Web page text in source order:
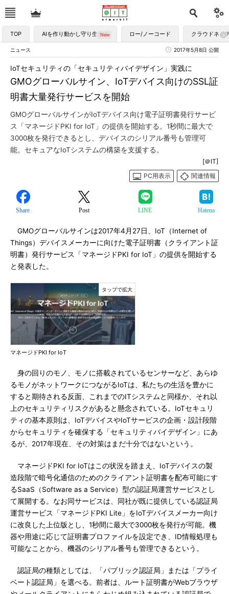
TOP AIを作り動かし守り生かす ロー/ノーコード クラウドネイ
ニュース 2017年5月8日 公開
GMOグローバルサイン、IoTデバイス向けのSSL証
明書大量発行サービスを開始
IoTセキュリティの「セキュリティバイデザイン」実践に
GMOグローバルサインがIoTデバイス向け電子証明書発行サービ
ス「マネージドPKI for IoT」の提供を開始する。1秒間に最大で
3000枚を発行できるとし、デバイスのシリアル番号も管理可
能。セキュアなIoTシステムの構築を支援する。
[＠IT]
PC用表示
関連情報
Share Post LINE Hatena
GMOグローバルサインは2017年4月27日、IoT（Internet of
Things）デバイスメーカーに向けた電子証明書（クライアント証
明書）発行サービス「マネージドPKI for IoT」の提供を開始する
と発表した。
マネージドPKI for IoT
身の回りのモノ、モノに搭載されているセンサーなど、あらゆ
るモノがネットワークにつながるIoTは、私たちの生活を豊かに
すると期待される反面、これまでのITシステムと同様か、それ以
上のセキュリティリスクがあると懸念されている。IoTセキュリ
ティの基本原則は、IoTデバイスやIoTサービスの企画・設計段階
からセキュリティを確保する「セキュリティバイデザイン」にあ
るが、2017年現在、その対策はまだ十分ではないという。
マネージドPKI for IoTはこの状況を踏まえ、IoTデバイスの製
造段階で暗号化通信のためのクライアント証明書を配布可能にす
るSaaS（Software as a Service）型の認証局運営サービスとし
て展開する。なお同サービスは、同社が既に提供している認証局
運営サービス「マネージドPKI Lite」をIoTデバイスメーカー向け
に改良した上位版とし、1秒間に最大で3000枚を発行が可能。機
器や用途に応じて証明書プロファイルを設定でき、ID情報処理も
可能なことから、機器のシリアル番号も管理できるという。
認証局の種類としては、「パブリック認証局」または「プライ
ベート認証局」を選べる。前者は、ルート証明書がWebブラウザ